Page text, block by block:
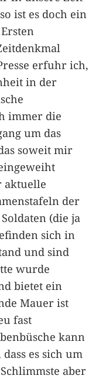
ist es doch ein
erfuhr ich,
in der
immer die
um das
soweit mir
aktuelle
der
(die ja
sich in
und sind
wurde
bietet ein
Mauer ist
fast
kann
es sich um
aber